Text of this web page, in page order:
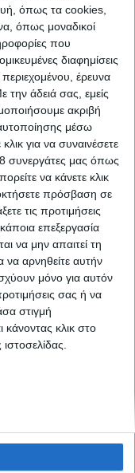
όπως τα cookies,
όπως μοναδικοί
που
διαφημίσεις
έρευνα
την άδειά σας, εμείς
ακριβή
μέσω
για να συναινέσετε
συνεργάτες μας όπως
να κάνετε κλικ
πρόσβαση σε
τις προτιμήσεις
επεξεργασία
να μην απαιτεί τη
να αρνηθείτε αυτήν
μόνο για αυτόν
σας ή να
στιγμή
κάνοντας κλικ στο